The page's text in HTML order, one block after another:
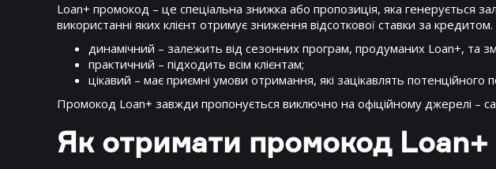
Loan+ промокод – це спеціальна знижка або пропозиція, яка генерується
використанні яких клієнт отримує зниження відсоткової ставки за
динамічний – залежить від сезонних програм, продуманих Loan+, та
практичний – підходить всім клієнтам;
цікавий – має приємні умови отримання, які зацікавлять потенційного
Промокод Loan+ завжди пропонується виключно на офіційному джерелі –
Як отримати промокод Loan+